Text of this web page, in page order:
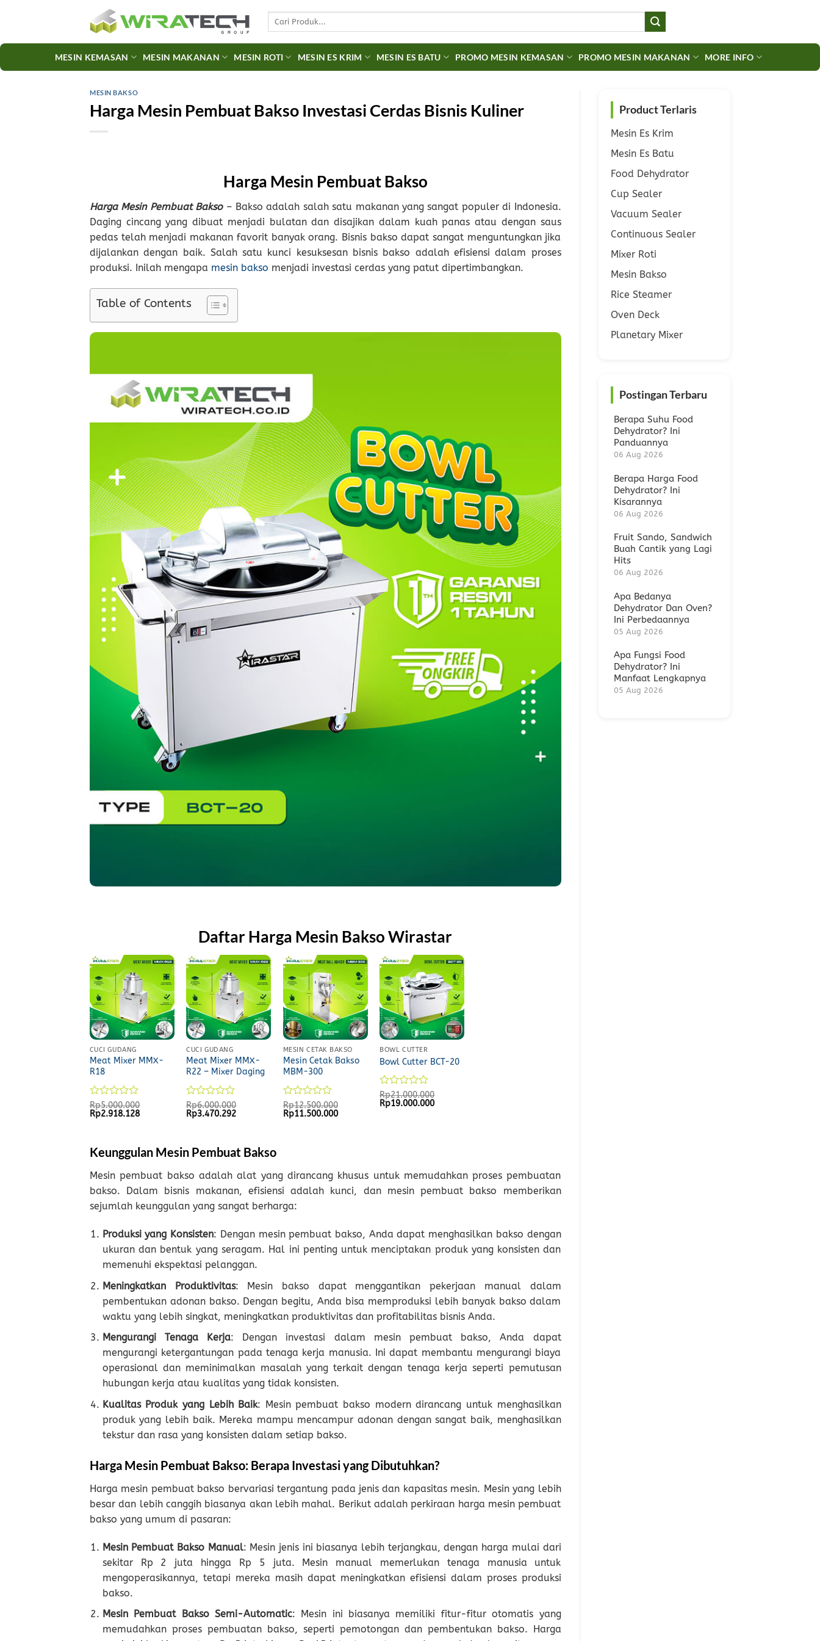
Search
MESIN KEMASAN MESIN MAKANAN MESIN ROTI MESIN ES KRIM MESIN ES BATU PROMO MESIN KEMASAN PROMO MESIN MAKANAN MORE INFO
MESIN BAKSO
Harga Mesin Pembuat Bakso Investasi Cerdas Bisnis Kuliner
Harga Mesin Pembuat Bakso
Harga Mesin Pembuat Bakso– Bakso adalah salah satu makanan yang sangat populer di Indonesia.
Daging cincang yang dibuat menjadi bulatan dan disajikan dalam kuah panas atau dengan saus
pedas telah menjadi makanan favorit banyak orang. Bisnis bakso dapat sangat menguntungkan jika
dijalankan dengan baik. Salah satu kunci kesuksesan bisnis bakso adalah efisiensi dalam proses
produksi. Inilah mengapa mesin bakso menjadi investasi cerdas yang patut dipertimbangkan.
Table of Contents
Daftar Harga Mesin Bakso Wirastar
CUCI GUDANG
Meat Mixer MMX-
R18
Rated
0
Rp5.000.000
Original
price
Rp2.918.128Current
CUCI GUDANG
Meat Mixer MMX-
R22 – Mixer Daging
Rated
0
Rp6.000.000
Original
price
Rp3.470.292Current
MESIN CETAK BAKSO
Mesin Cetak Bakso
MBM-300
Rated
0
Rp12.500.000
Original
price
Rp11.500.000Current
BOWL CUTTER
Bowl Cutter BCT-20
Rated
0
Rp21.000.000
Original
price
Rp19.000.000Current
Keunggulan Mesin Pembuat Bakso
Mesin pembuat bakso adalah alat yang dirancang khusus untuk memudahkan proses pembuatan
bakso. Dalam bisnis makanan, efisiensi adalah kunci, dan mesin pembuat bakso memberikan
sejumlah keunggulan yang sangat berharga:
Produksi yang Konsisten: Dengan mesin pembuat bakso, Anda dapat menghasilkan bakso dengan
ukuran dan bentuk yang seragam. Hal ini penting untuk menciptakan produk yang konsisten dan
memenuhi ekspektasi pelanggan.
Meningkatkan Produktivitas: Mesin bakso dapat menggantikan pekerjaan manual dalam
pembentukan adonan bakso. Dengan begitu, Anda bisa memproduksi lebih banyak bakso dalam
waktu yang lebih singkat, meningkatkan produktivitas dan profitabilitas bisnis Anda.
Mengurangi Tenaga Kerja: Dengan investasi dalam mesin pembuat bakso, Anda dapat
mengurangi ketergantungan pada tenaga kerja manusia. Ini dapat membantu mengurangi biaya
operasional dan meminimalkan masalah yang terkait dengan tenaga kerja seperti pemutusan
hubungan kerja atau kualitas yang tidak konsisten.
Kualitas Produk yang Lebih Baik: Mesin pembuat bakso modern dirancang untuk menghasilkan
produk yang lebih baik. Mereka mampu mencampur adonan dengan sangat baik, menghasilkan
tekstur dan rasa yang konsisten dalam setiap bakso.
Harga Mesin Pembuat Bakso: Berapa Investasi yang Dibutuhkan?
Harga mesin pembuat bakso bervariasi tergantung pada jenis dan kapasitas mesin. Mesin yang lebih
besar dan lebih canggih biasanya akan lebih mahal. Berikut adalah perkiraan harga mesin pembuat
bakso yang umum di pasaran:
Mesin Pembuat Bakso Manual: Mesin jenis ini biasanya lebih terjangkau, dengan harga mulai dari
sekitar Rp 2 juta hingga Rp 5 juta. Mesin manual memerlukan tenaga manusia untuk
mengoperasikannya, tetapi mereka masih dapat meningkatkan efisiensi dalam proses produksi
bakso.
Mesin Pembuat Bakso Semi-Automatic: Mesin ini biasanya memiliki fitur-fitur otomatis yang
memudahkan proses pembuatan bakso, seperti pemotongan dan pembentukan bakso. Harga
Product Terlaris
Mesin Es Krim
Mesin Es Batu
Food Dehydrator
Cup Sealer
Vacuum Sealer
Continuous Sealer
Mixer Roti
Mesin Bakso
Rice Steamer
Oven Deck
Planetary Mixer
Postingan Terbaru
Berapa Suhu Food
Dehydrator? Ini
Panduannya
06 Aug 2026
Berapa Harga Food
Dehydrator? Ini
Kisarannya
06 Aug 2026
Fruit Sando, Sandwich
Buah Cantik yang Lagi
Hits
06 Aug 2026
Apa Bedanya
Dehydrator Dan Oven?
Ini Perbedaannya
05 Aug 2026
Apa Fungsi Food
Dehydrator? Ini
Manfaat Lengkapnya
05 Aug 2026